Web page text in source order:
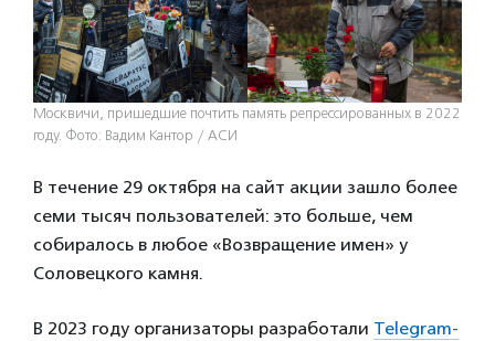
Москвичи, пришедшие почтить память репрессированных в 2022
году. Фото: Вадим Кантор / АСИ
В течение 29 октября на сайт акции зашло более
семи тысяч пользователей: это больше, чем
собиралось в любое «Возвращение имен» у
Соловецкого камня.
В 2023 году организаторы разработали Telegram-